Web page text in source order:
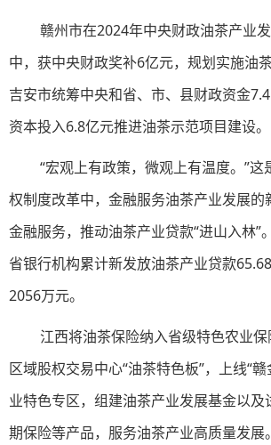
赣州市在2024年中央财政油茶产业
中，获中央财政奖补6亿元，规划实施油
吉安市统筹中央和省、市、县财政资金
资本投入6.8亿元推进油茶示范项目建设。
“宏观上有政策，微观上有温度。”
权制度改革中，金融服务油茶产业发展的
金融服务，推动油茶产业贷款“进山入林”
省银行机构累计新发放油茶产业贷款
2056万元。
江西将油茶保险纳入省级特色农业
区域股权交易中心“油茶特色板”，上线“
业特色专区，组建油茶产业发展基金以及
期保险等产品，服务油茶产业高质量发展。